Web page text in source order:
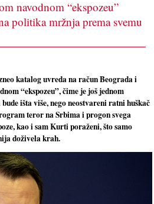
navodnom “ekspozeu”
politika mržnja prema svemu
katalog uvreda na račun Beograda i
“ekspozeu”, čime je još jednom
išta više, nego neostvareni ratni huškač
teror na Srbima i progon svega
kao i sam Kurti poraženi, što samo
doživela krah.